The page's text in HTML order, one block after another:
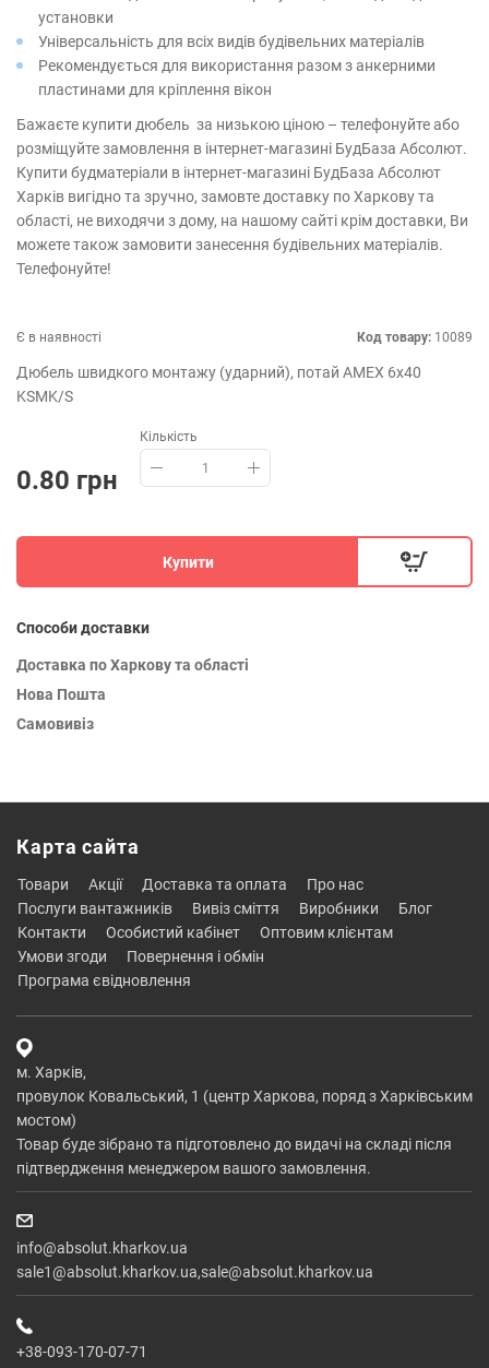
установки
Універсальність для всіх видів будівельних матеріалів
Рекомендується для використання разом з анкерними
пластинами для кріплення вікон
Бажаєте купити дюбель за низькою ціною – телефонуйте або
розміщуйте замовлення в інтернет-магазині БудБаза Абсолют.
Купити будматеріали в інтернет-магазині БудБаза Абсолют
Харків вигідно та зручно, замовте доставку по Харкову та
області, не виходячи з дому, на нашому сайті крім доставки, Ви
можете також замовити занесення будівельних матеріалів.
Телефонуйте!
Є в наявності Код товару: 10089
Дюбель швидкого монтажу (ударний), потай AMEX 6х40
KSMK/S
0.80 грн
Кількість
Купити
Способи доставки
Доставка по Харкову та області
Нова Пошта
Самовивіз
Карта сайта
товари акції доставка та оплата
про нас
послуги вантажників
вивіз сміття виробники
блог
контакти
особистий кабінет
оптовим клієнтам
умови згоди
повернення і обмін
програма євідновлення
м. Харків,
провулок Ковальський, 1 (центр Харкова, поряд з Харківським
мостом)
Товар буде зібрано та підготовлено до видачі на складі після
підтвердження менеджером вашого замовлення.
info@absolut.kharkov.ua
sale1@absolut.kharkov.ua,sale@absolut.kharkov.ua
+38-093-170-07-71